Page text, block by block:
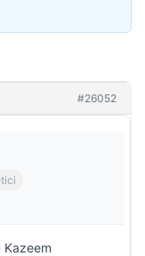
#26052
Kazeem